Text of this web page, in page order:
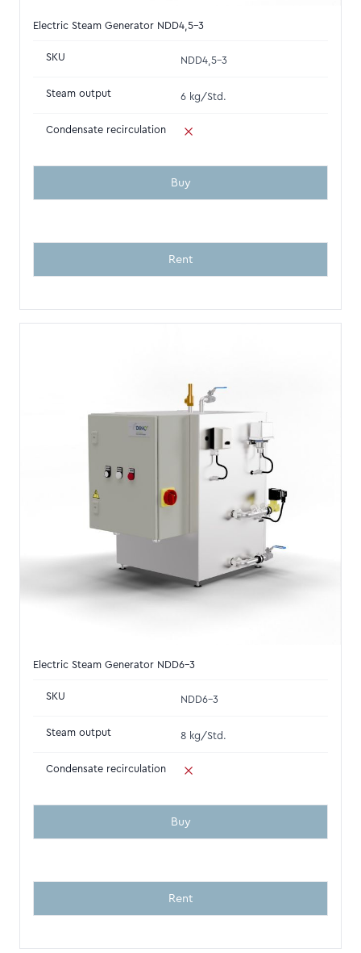
Electric Steam Generator NDD4,5-3
SKU NDD4,5-3
Steam output 6 kg/Std.
Condensate recirculation
Buy
Rent
Electric Steam Generator NDD6-3
SKU NDD6-3
Steam output 8 kg/Std.
Condensate recirculation
Buy
Rent